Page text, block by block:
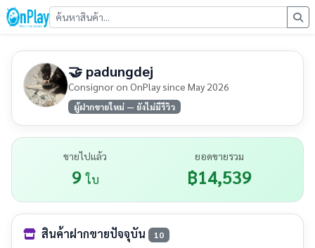
🤝 padungdej
Consignor on OnPlay since May 2026
ผู้ฝากขายใหม่ — ยังไม่มีรีวิว
ขายไปแล้ว
9ใบ
ยอดขายรวม
฿14,539
สินค้าฝากขายปัจจุบัน 10